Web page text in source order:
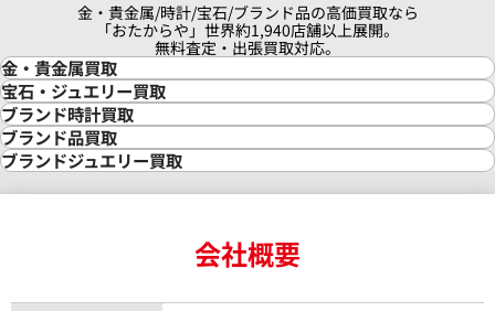
金・貴金属/時計/宝石/ブランド品の高価買取なら
「おたからや」世界約1,940店舗以上展開。
無料査定・出張買取対応。
金・貴金属買取
金買取
金の相場価格情報
金の参考買取価格一覧
インゴット買取
インゴットの相場価格情報
24金買取
宝石・ジュエリー買取
宝石・ジュエリー買取
ダイヤモンド買取
ダイヤモンド・宝石の参考価格一覧
リング・結婚指輪買取
エメラルド買取
ブランド時計買取
時計買取
ロレックス買取
ロレックス デイトナ買取
ロレックス サブマリーナー買取
ロレックス エクスプローラー買取
ロレックス デイトジャスト買取
ブランド品買取
ブランド買取
ブランドジュエリー買取
ヴァンクリーフ＆アーペル買取会社概要